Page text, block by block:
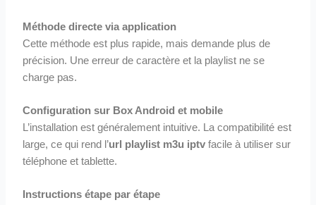
Méthode directe via application
Cette méthode est plus rapide, mais demande plus de
précision. Une erreur de caractère et la playlist ne se
charge pas.
Configuration sur Box Android et mobile
L’installation est généralement intuitive. La compatibilité est
large, ce qui rend l’url playlist m3u iptv facile à utiliser sur
téléphone et tablette.
Instructions étape par étape